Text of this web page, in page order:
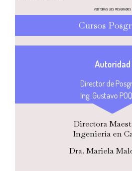
VER TODAS LOS POSGRADOS
Cursos
Autoridad
Director de
Ing. Gustavo
Directora
Ingeniería en
Dra. Mariela